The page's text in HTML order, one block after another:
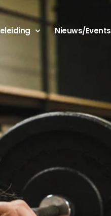
Nieuws/Events